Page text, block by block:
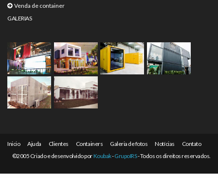
Venda de container
GALERIAS
Inicio Ajuda Clientes Containers Galeria de fotos Notícias
Contato
©2005 Criado e desenvolvido porKoubak-GrupoIRS- Todos os direitos reservados.